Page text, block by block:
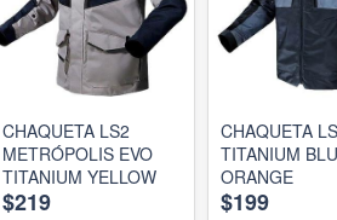
CHAQUETA LS2
METRÓPOLIS EVO
TITANIUM YELLOW
$219
CHAQUETA
TITANIUM
ORANGE
$199